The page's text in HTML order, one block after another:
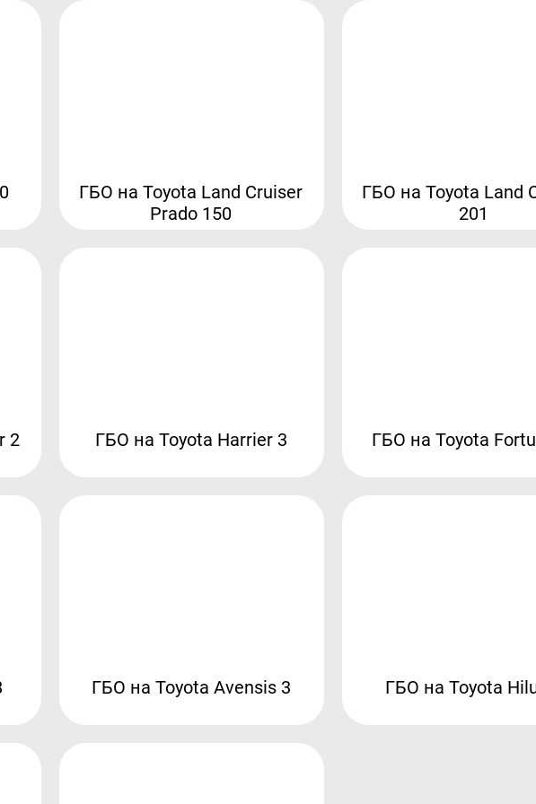
ГБО на Toyota Land Cruiser
Prado 150
ГБО на Toyota Land
201
2 ГБО на Toyota Harrier 3 ГБО на Toyota
ГБО на Toyota Avensis 3 ГБО на Toyota